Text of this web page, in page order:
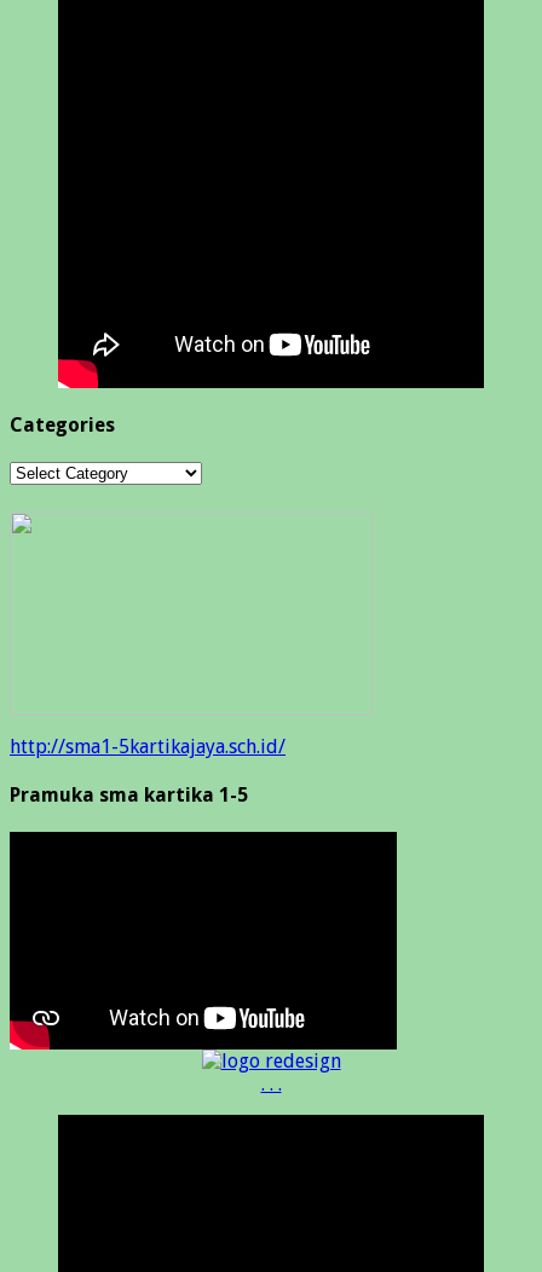
Categories
Categories
http://sma1-5kartikajaya.sch.id/
Pramuka sma kartika 1-5
. . .